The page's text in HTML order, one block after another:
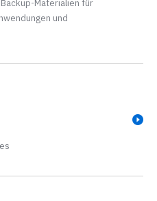
Materialien für
und